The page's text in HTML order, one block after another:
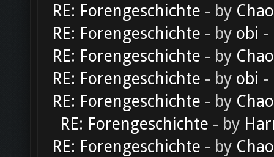
RE: Forengeschichte - by
RE: Forengeschichte - by obi -
RE: Forengeschichte - by
RE: Forengeschichte - by obi -
RE: Forengeschichte - by
RE: Forengeschichte - by
RE: Forengeschichte - by